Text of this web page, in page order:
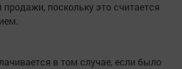
продажи, поскольку это считается
в том случае, если было